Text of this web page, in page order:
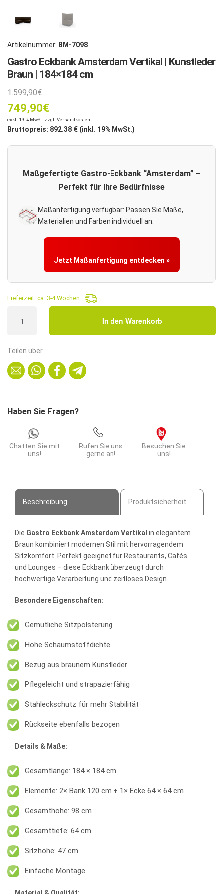
Artikelnummer: BM-7098
Gastro Eckbank Amsterdam Vertikal | Kunstleder
Braun | 184×184 cm
1.599,90€Ursprünglicher
Preis
war:
1.599,90€
749,90€
Aktueller
Preis
749,90€.
exkl. 19 % MwSt. zzgl. Versandkosten
Bruttopreis: 892.38 € (inkl. 19% MwSt.)
Maßgefertigte Gastro-Eckbank “Amsterdam” –
Perfekt für Ihre Bedürfnisse
Maßanfertigung verfügbar: Passen Sie Maße,
Materialien und Farben individuell an.
Jetzt Maßanfertigung entdecken »
Lieferzeit: ca. 3-4 Wochen
Eckbank
Vertikal
Kunstleder
Braun
cm
In den Warenkorb
Teilen über
Haben Sie Fragen?
Chatten Sie mit
uns!
Rufen Sie uns
gerne an!
Besuchen Sie
uns!
Beschreibung Produktsicherheit
Die Gastro Eckbank Amsterdam Vertikal in elegantem
Braun kombiniert modernen Stil mit hervorragendem
Sitzkomfort. Perfekt geeignet für Restaurants, Cafés
und Lounges – diese Eckbank überzeugt durch
hochwertige Verarbeitung und zeitloses Design.
Besondere Eigenschaften:
Gemütliche Sitzpolsterung
Hohe Schaumstoffdichte
Bezug aus braunem Kunstleder
Pflegeleicht und strapazierfähig
Stahleckschutz für mehr Stabilität
Rückseite ebenfalls bezogen
Details & Maße:
Gesamtlänge: 184 × 184 cm
Elemente: 2× Bank 120 cm + 1× Ecke 64 × 64 cm
Gesamthöhe: 98 cm
Gesamttiefe: 64 cm
Sitzhöhe: 47 cm
Einfache Montage
Material & Qualität: